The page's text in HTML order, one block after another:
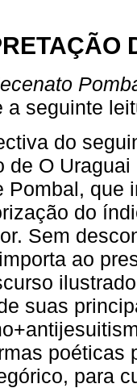
a seguinte
do
de O
Pombal, que
do
Sem
ao
suas
poéticas
para